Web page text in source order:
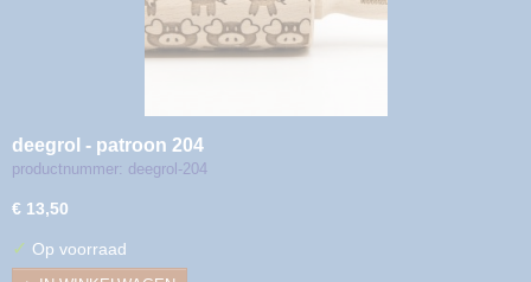
deegrol - patroon 204
productnummer: deegrol-204
€ 13,50
✓ Op voorraad